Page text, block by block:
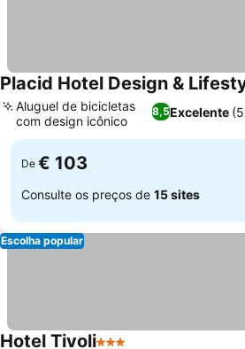
Placid Hotel Design &
8,5Excelente
Aluguel de bicicletas
com design icônico
De € 103
Consulte os preços de 15 sites
Escolha popular
Hotel Tivoli